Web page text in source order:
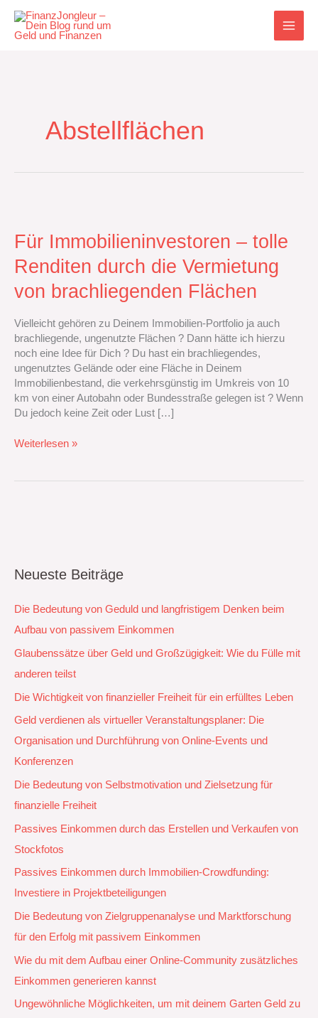
Inhalt
springen
Abstellflächen
Für Immobilieninvestoren – tolle
Renditen durch die Vermietung
von brachliegenden Flächen
Vielleicht gehören zu Deinem Immobilien-Portfolio ja auch
brachliegende, ungenutzte Flächen ? Dann hätte ich hierzu
noch eine Idee für Dich ? Du hast ein brachliegendes,
ungenutztes Gelände oder eine Fläche in Deinem
Immobilienbestand, die verkehrsgünstig im Umkreis von 10
km von einer Autobahn oder Bundesstraße gelegen ist ? Wenn
Du jedoch keine Zeit oder Lust […]
–
tolle
Renditen
die
von
brachliegenden
Flächen
Weiterlesen »
Neueste Beiträge
Die Bedeutung von Geduld und langfristigem Denken beim
Aufbau von passivem Einkommen
Glaubenssätze über Geld und Großzügigkeit: Wie du Fülle mit
anderen teilst
Die Wichtigkeit von finanzieller Freiheit für ein erfülltes Leben
Geld verdienen als virtueller Veranstaltungsplaner: Die
Organisation und Durchführung von Online-Events und
Konferenzen
Die Bedeutung von Selbstmotivation und Zielsetzung für
finanzielle Freiheit
Passives Einkommen durch das Erstellen und Verkaufen von
Stockfotos
Passives Einkommen durch Immobilien-Crowdfunding:
Investiere in Projektbeteiligungen
Die Bedeutung von Zielgruppenanalyse und Marktforschung
für den Erfolg mit passivem Einkommen
Wie du mit dem Aufbau einer Online-Community zusätzliches
Einkommen generieren kannst
Ungewöhnliche Möglichkeiten, um mit deinem Garten Geld zu